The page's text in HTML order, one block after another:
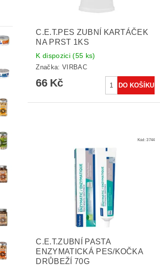
C.E.T.PES ZUBNÍ KARTÁČEK
NA PRST 1KS
K dispozici(55 ks)
Značka: VIRBAC
66 Kč
Kód:3744
C.E.T.ZUBNÍ PASTA
ENZYMATICKÁ PES/KOČKA
DRŮBEŽÍ 70G